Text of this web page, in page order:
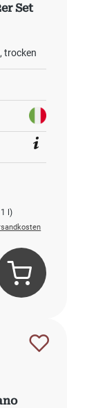
Set
trocken
l)